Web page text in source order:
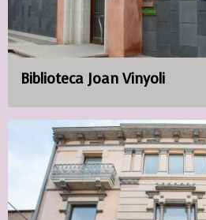
Biblioteca Joan Vinyoli